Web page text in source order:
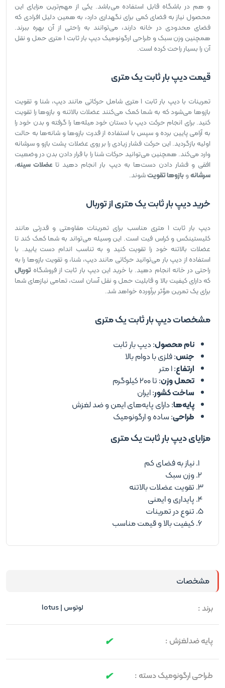
و هم در باشگاه قابل استفاده می‌باشد. یکی از مهم‌ترین مزایای این
محصول نیاز به فضای کمی برای نگهداری دارد، به همین دلیل افرادی که
فضای محدودی در خانه دارند، می‌توانند به راحتی از آن بهره ببرند.
همچنین وزن سبک و طراحی ارگونومیک دیپ بار ثابت 1 متری حمل و نقل
آن را بسیار راحت کرده است.
قیمت دیپ بار ثابت یک متری
تمرینات با دیپ بار ثابت 1 متری شامل حرکاتی مانند دیپ، شنا و تقویت
بازوها می‌شود که به شما کمک می‌کنند عضلات بالاتنه و بازوها را تقویت
کنید. برای انجام حرکت دیپ با دستان خود میله‌ها را گرفته و بدن خود را
به آرامی پایین برده و سپس با استفاده از قدرت بازوها و شانه‌ها به حالت
اولیه بازگردید. این حرکت فشار زیادی را بر روی عضلات پشت بازو و سرشانه
وارد می‌کند. همچنین می‌توانید حرکات شنا را با قرار دادن بدن در وضعیت
افقی و فشار دادن دست‌ها به دیپ بار انجام دهید تا عضلات سینه،
سرشانهوبازوها تقویتشوند.
خرید دیپ بار ثابت یک متری از توربال
دیپ بار ثابت 1 متری مناسب برای تمرینات مقاومتی و قدرتی مانند
کلیستینکس و کراس فیت است. این وسیله می‌تواند به شما کمک کند تا
عضلات بالاتنه خود را تقویت کنید و به تناسب اندام دست یابید. با
استفاده از دیپ بار می‌توانید حرکاتی مانند دیپ، شنا، و تقویت بازوها را به
راحتی در خانه انجام دهید. با خرید این دیپ بار ثابت از فروشگاه توربال
که دارای کیفیت بالا و قابلیت حمل و نقل آسان است، تمامی نیازهای شما
برای یک تمرین مؤثر برآورده خواهد شد.
مشخصات دیپ بار ثابت یک متری
نام محصول: دیپ بار ثابت
جنس: فلزی با دوام بالا
ارتفاع: 1 متر
تحمل وزن: تا 200 کیلوگرم
ساخت کشور: ایران
پایه‌ها: دارای پایه‌های ایمن و ضد لغزش
طراحی: ساده و ارگونومیک
مزایای دیپ بار ثابت یک متری
نیاز به فضای کم
وزن سبک
تقویت عضلات بالاتنه
پایداری و ایمنی
تنوع در تمرینات
کیفیت بالا و قیمت مناسب
مشخصات
برند :
لوتوس | lotus
پایه ضدلغزش :
طراحی ارگونومیک دسته :